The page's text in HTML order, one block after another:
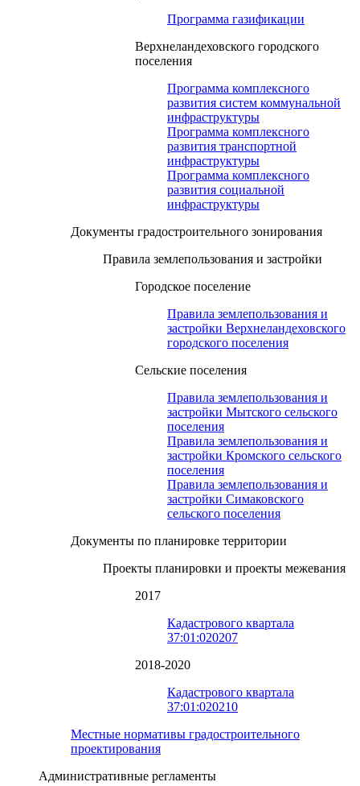
Программа газификации
Верхнеландеховского городского
поселения
Программа комплексного
развития систем коммунальной
инфраструктуры
Программа комплексного
развития транспортной
инфраструктуры
Программа комплексного
развития социальной
инфраструктуры
Документы градостроительного зонирования
Правила землепользования и застройки
Городское поселение
Правила землепользования и
застройки Верхнеландеховского
городского поселения
Сельские поселения
Правила землепользования и
застройки Мытского сельского
поселения
Правила землепользования и
застройки Кромского сельского
поселения
Правила землепользования и
застройки Симаковского
сельского поселения
Документы по планировке территории
Проекты планировки и проекты межевания
2017
Кадастрового квартала
37:01:020207
2018-2020
Кадастрового квартала
37:01:020210
Местные нормативы градостроительного
проектирования
Административные регламенты